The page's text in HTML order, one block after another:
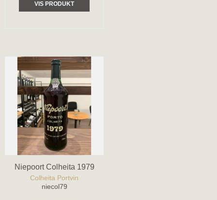
VIS PRODUKT
Niepoort Colheita 1979
Colheita Portvin
niecol79